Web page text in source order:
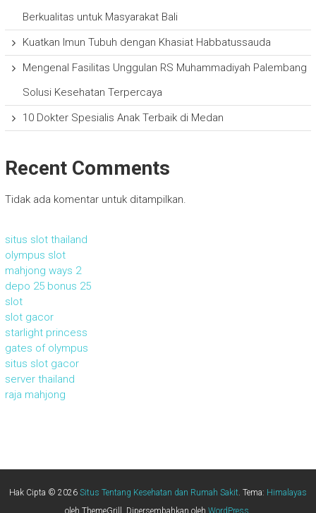
Berkualitas untuk Masyarakat Bali
Kuatkan Imun Tubuh dengan Khasiat Habbatussauda
Mengenal Fasilitas Unggulan RS Muhammadiyah Palembang
Solusi Kesehatan Terpercaya
10 Dokter Spesialis Anak Terbaik di Medan
Recent Comments
Tidak ada komentar untuk ditampilkan.
situs slot thailand
olympus slot
mahjong ways 2
depo 25 bonus 25
slot
slot gacor
starlight princess
gates of olympus
situs slot gacor
server thailand
raja mahjong
Hak Cipta © 2026 Situs Tentang Kesehatan dan Rumah Sakit. Tema: Himalayas
oleh ThemeGrill. Dipersembahkan oleh WordPress